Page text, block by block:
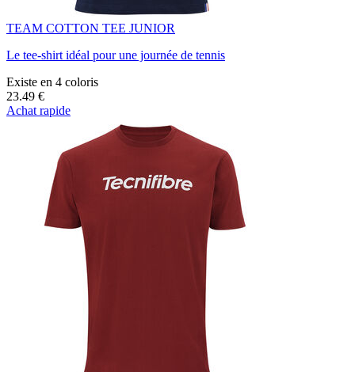
TEAM COTTON TEE JUNIOR
Le tee-shirt idéal pour une journée de tennis
Existe en 4 coloris
23.49 €
Achat rapide